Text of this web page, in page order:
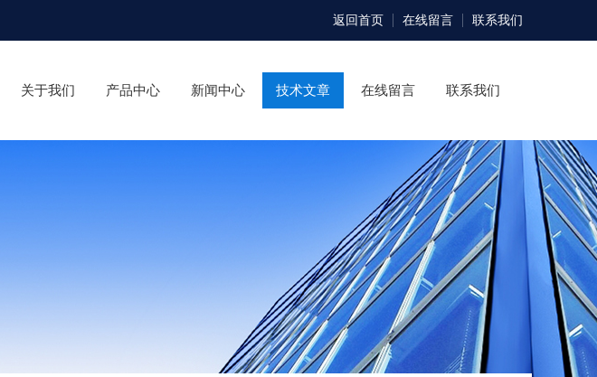
返回首页 在线留言 联系我们
关于我们 产品中心 新闻中心 技术文章 在线留言 联系我们